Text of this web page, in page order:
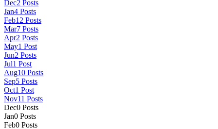
Dec2 Posts
Jan4 Posts
Feb12 Posts
Mar7 Posts
Apr2 Posts
May1 Post
Jun2 Posts
Jul1 Post
Aug10 Posts
Sep5 Posts
Oct1 Post
Nov11 Posts
Dec0 Posts
Jan0 Posts
Feb0 Posts